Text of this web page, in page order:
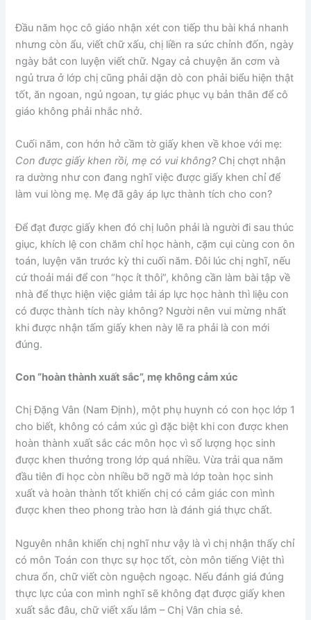
Đầu năm học cô giáo nhận xét con tiếp thu bài khá nhanh
nhưng còn ẩu, viết chữ xấu, chị liền ra sức chỉnh đốn, ngày
ngày bắt con luyện viết chữ. Ngay cả chuyện ăn cơm và
ngủ trưa ở lớp chị cũng phải dặn dò con phải biểu hiện thật
tốt, ăn ngoan, ngủ ngoan, tự giác phục vụ bản thân để cô
giáo không phải nhắc nhở.
Cuối năm, con hớn hở cầm tờ giấy khen về khoe với mẹ:
Con được giấy khen rồi, mẹ có vui không?Chị chợt nhận
ra dường như con đang nghĩ việc được giấy khen chỉ để
làm vui lòng mẹ. Mẹ đã gây áp lực thành tích cho con?
Để đạt được giấy khen đó chị luôn phải là người đi sau thúc
giục, khích lệ con chăm chỉ học hành, cặm cụi cùng con ôn
toán, luyện văn trước kỳ thi cuối năm. Đôi lúc chị nghĩ, nếu
cứ thoải mái để con “học ít thôi”, không cần làm bài tập về
nhà để thực hiện việc giảm tải áp lực học hành thì liệu con
có được thành tích này không? Người nên vui mừng nhất
khi được nhận tấm giấy khen này lẽ ra phải là con mới
đúng.
Con “hoàn thành xuất sắc”, mẹ không cảm xúc
Chị Đặng Vân (Nam Định), một phụ huynh có con học lớp 1
cho biết, không có cảm xúc gì đặc biệt khi con được khen
hoàn thành xuất sắc các môn học vì số lượng học sinh
được khen thưởng trong lớp quá nhiều. Vừa trải qua năm
đầu tiên đi học còn nhiều bỡ ngỡ mà lớp toàn học sinh
xuất và hoàn thành tốt khiến chị có cảm giác con mình
được khen theo phong trào hơn là đánh giá thực chất.
Nguyên nhân khiến chị nghĩ như vậy là vì chị nhận thấy chỉ
có môn Toán con thực sự học tốt, còn môn tiếng Việt thì
chưa ổn, chữ viết còn nguệch ngoạc. Nếu đánh giá đúng
thực lực của con mình nghĩ sẽ không đạt được giấy khen
xuất sắc đâu, chữ viết xấu lắm – Chị Vân chia sẻ.